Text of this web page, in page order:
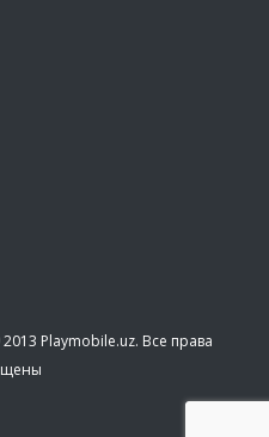
Playmobile.uz. Все права